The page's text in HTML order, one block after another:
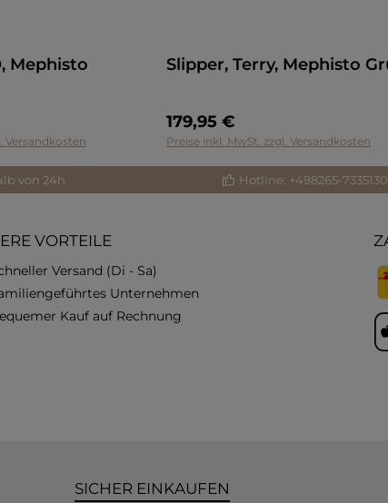
Mephisto
Versandkosten
Slipper, Terry, Mephisto
179,95 €
Preise inkl. MwSt. zzgl. Versandkosten
von 24h Hotline: +498265-7335130
VORTEILE
Versand (Di - Sa)
Unternehmen
Kauf auf Rechnung
SICHER EINKAUFEN